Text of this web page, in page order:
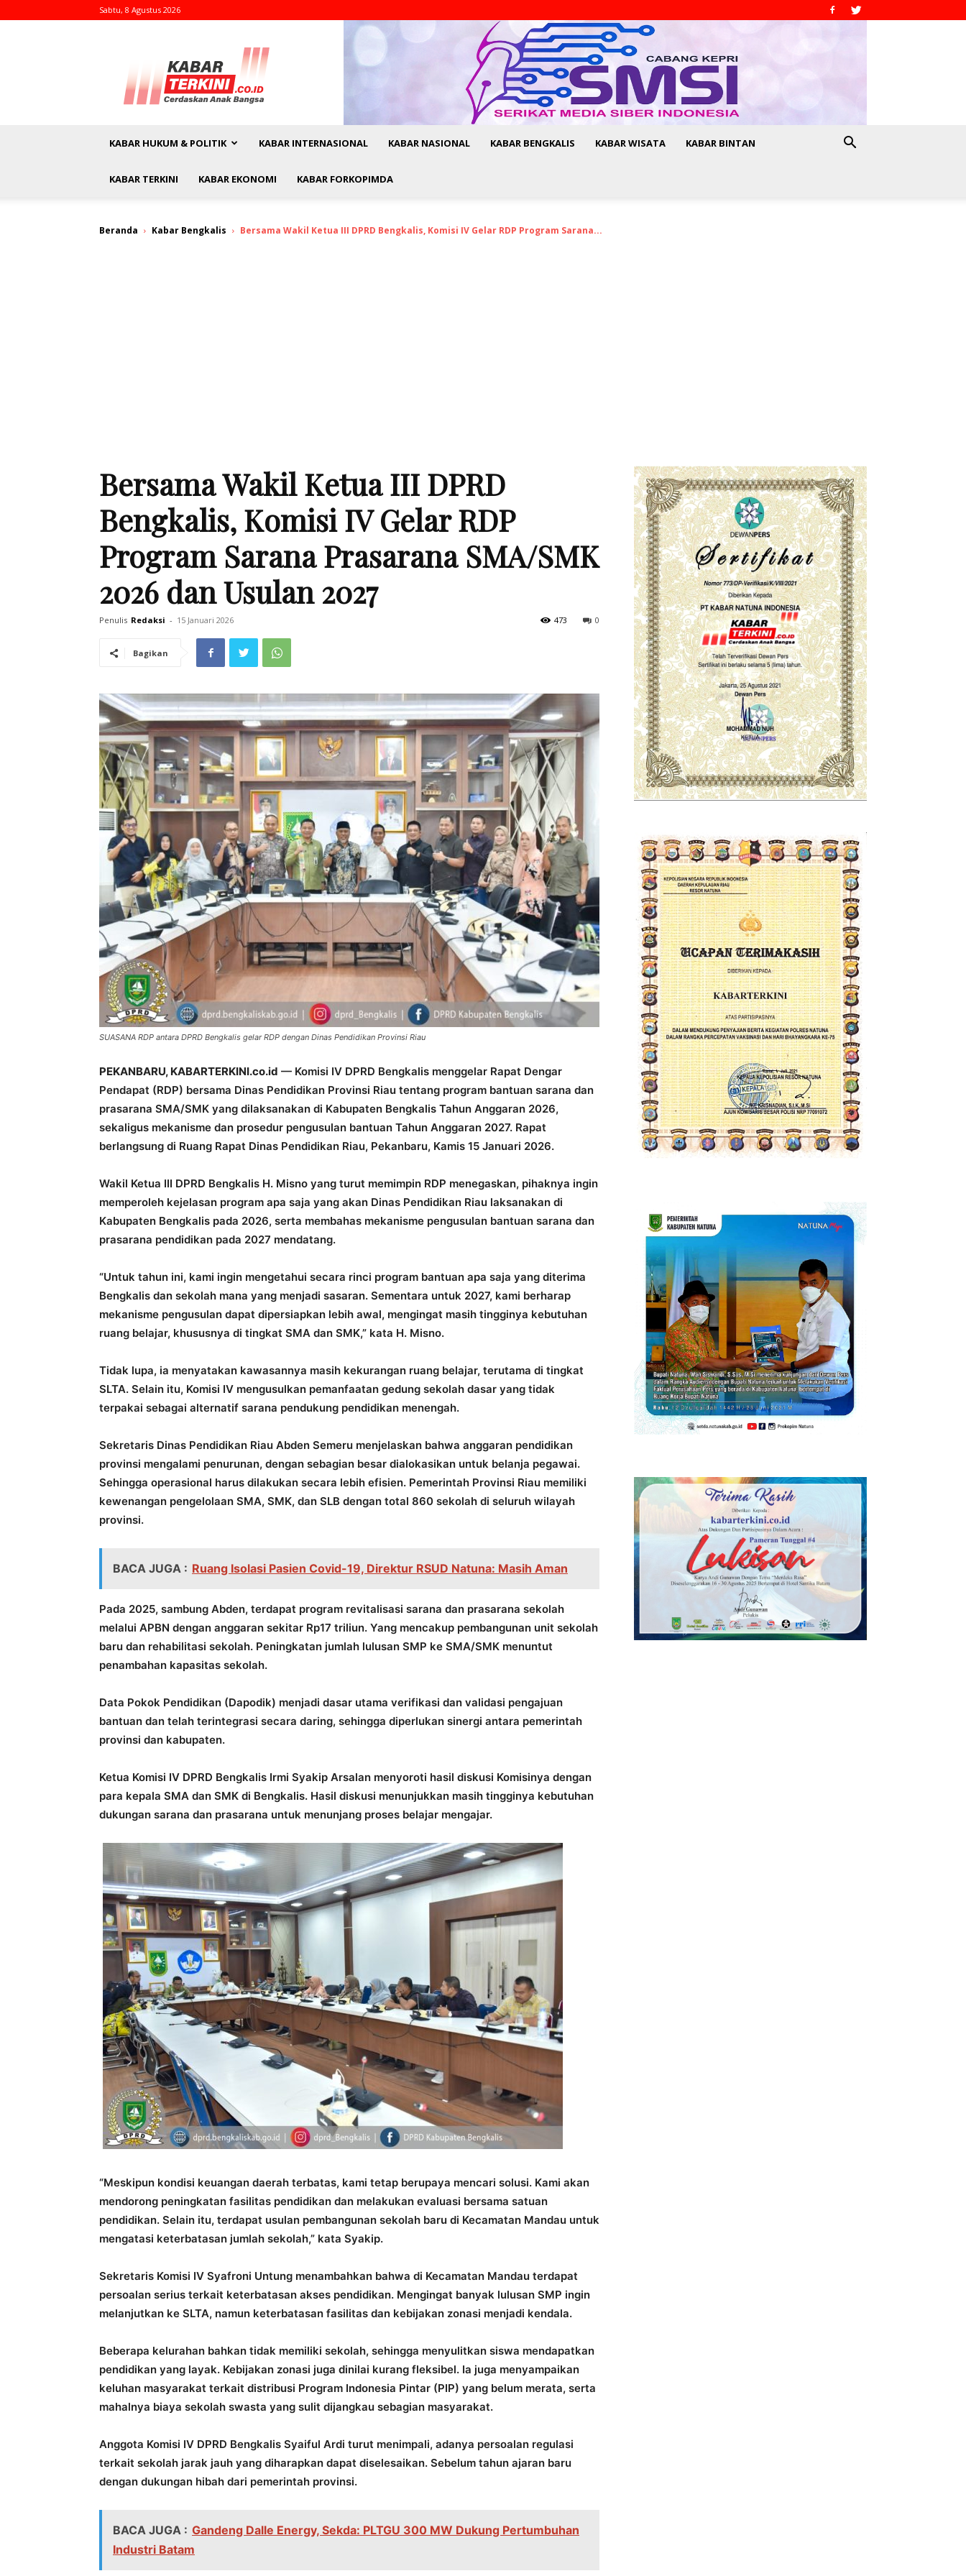
Sabtu, 8 Agustus 2026
kabarterkini.co.id
KABAR HUKUM & POLITIK KABAR INTERNASIONAL KABAR NASIONAL KABAR BENGKALIS KABAR WISATA KABAR BINTAN
KABAR TERKINI KABAR EKONOMI KABAR FORKOPIMDA
Beranda Kabar Bengkalis Bersama Wakil Ketua III DPRD Bengkalis, Komisi IV Gelar RDP Program Sarana...
Bersama Wakil Ketua III DPRD
Bengkalis, Komisi IV Gelar RDP
Program Sarana Prasarana SMA/SMK
2026 dan Usulan 2027
Penulis Redaksi - 15 Januari 2026 0
473
Bagikan
SUASANA RDP antara DPRD Bengkalis gelar RDP dengan Dinas Pendidikan Provinsi Riau
PEKANBARU, KABARTERKINI.co.id — Komisi IV DPRD Bengkalis menggelar Rapat Dengar
Pendapat (RDP) bersama Dinas Pendidikan Provinsi Riau tentang program bantuan sarana dan
prasarana SMA/SMK yang dilaksanakan di Kabupaten Bengkalis Tahun Anggaran 2026,
sekaligus mekanisme dan prosedur pengusulan bantuan Tahun Anggaran 2027. Rapat
berlangsung di Ruang Rapat Dinas Pendidikan Riau, Pekanbaru, Kamis 15 Januari 2026.
Wakil Ketua III DPRD Bengkalis H. Misno yang turut memimpin RDP menegaskan, pihaknya ingin
memperoleh kejelasan program apa saja yang akan Dinas Pendidikan Riau laksanakan di
Kabupaten Bengkalis pada 2026, serta membahas mekanisme pengusulan bantuan sarana dan
prasarana pendidikan pada 2027 mendatang.
“Untuk tahun ini, kami ingin mengetahui secara rinci program bantuan apa saja yang diterima
Bengkalis dan sekolah mana yang menjadi sasaran. Sementara untuk 2027, kami berharap
mekanisme pengusulan dapat dipersiapkan lebih awal, mengingat masih tingginya kebutuhan
ruang belajar, khususnya di tingkat SMA dan SMK,” kata H. Misno.
Tidak lupa, ia menyatakan kawasannya masih kekurangan ruang belajar, terutama di tingkat
SLTA. Selain itu, Komisi IV mengusulkan pemanfaatan gedung sekolah dasar yang tidak
terpakai sebagai alternatif sarana pendukung pendidikan menengah.
Sekretaris Dinas Pendidikan Riau Abden Semeru menjelaskan bahwa anggaran pendidikan
provinsi mengalami penurunan, dengan sebagian besar dialokasikan untuk belanja pegawai.
Sehingga operasional harus dilakukan secara lebih efisien. Pemerintah Provinsi Riau memiliki
kewenangan pengelolaan SMA, SMK, dan SLB dengan total 860 sekolah di seluruh wilayah
provinsi.
BACA JUGA : Ruang Isolasi Pasien Covid-19, Direktur RSUD Natuna: Masih Aman
Pada 2025, sambung Abden, terdapat program revitalisasi sarana dan prasarana sekolah
melalui APBN dengan anggaran sekitar Rp17 triliun. Yang mencakup pembangunan unit sekolah
baru dan rehabilitasi sekolah. Peningkatan jumlah lulusan SMP ke SMA/SMK menuntut
penambahan kapasitas sekolah.
Data Pokok Pendidikan (Dapodik) menjadi dasar utama verifikasi dan validasi pengajuan
bantuan dan telah terintegrasi secara daring, sehingga diperlukan sinergi antara pemerintah
provinsi dan kabupaten.
Ketua Komisi IV DPRD Bengkalis Irmi Syakip Arsalan menyoroti hasil diskusi Komisinya dengan
para kepala SMA dan SMK di Bengkalis. Hasil diskusi menunjukkan masih tingginya kebutuhan
dukungan sarana dan prasarana untuk menunjang proses belajar mengajar.
“Meskipun kondisi keuangan daerah terbatas, kami tetap berupaya mencari solusi. Kami akan
mendorong peningkatan fasilitas pendidikan dan melakukan evaluasi bersama satuan
pendidikan. Selain itu, terdapat usulan pembangunan sekolah baru di Kecamatan Mandau untuk
mengatasi keterbatasan jumlah sekolah,” kata Syakip.
Sekretaris Komisi IV Syafroni Untung menambahkan bahwa di Kecamatan Mandau terdapat
persoalan serius terkait keterbatasan akses pendidikan. Mengingat banyak lulusan SMP ingin
melanjutkan ke SLTA, namun keterbatasan fasilitas dan kebijakan zonasi menjadi kendala.
Beberapa kelurahan bahkan tidak memiliki sekolah, sehingga menyulitkan siswa mendapatkan
pendidikan yang layak. Kebijakan zonasi juga dinilai kurang fleksibel. Ia juga menyampaikan
keluhan masyarakat terkait distribusi Program Indonesia Pintar (PIP) yang belum merata, serta
mahalnya biaya sekolah swasta yang sulit dijangkau sebagian masyarakat.
Anggota Komisi IV DPRD Bengkalis Syaiful Ardi turut menimpali, adanya persoalan regulasi
terkait sekolah jarak jauh yang diharapkan dapat diselesaikan. Sebelum tahun ajaran baru
dengan dukungan hibah dari pemerintah provinsi.
BACA JUGA : Gandeng Dalle Energy, Sekda: PLTGU 300 MW Dukung Pertumbuhan
Industri Batam